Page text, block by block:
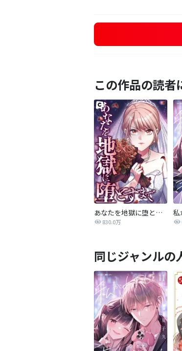
この作品の読者
あなたを地獄に堕とすまで
830.0万
私
同じジャンルの